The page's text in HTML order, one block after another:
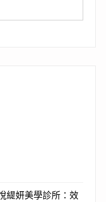
緹妍美學診所：效